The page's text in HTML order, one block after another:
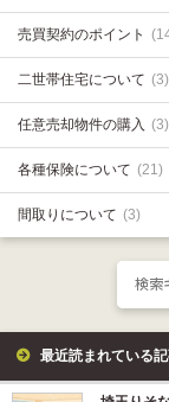
売買契約のポイント
二世帯住宅について (3)
任意売却物件の購入 (3)
各種保険について (21)
間取りについて (3)
最近読まれている